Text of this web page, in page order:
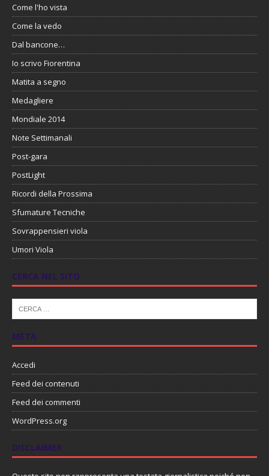
Come l'ho vista
Come la vedo
Dal bancone…
Io scrivo Fiorentina
Matita a segno
Medagliere
Mondiale 2014
Note Settimanali
Post-gara
PostLight
Ricordi della Prossima
Sfumature Tecniche
Sovrappensieri viola
Umori Viola
CERCA NEL SITO
META
Accedi
Feed dei contenuti
Feed dei commenti
WordPress.org
DISCLAIMER